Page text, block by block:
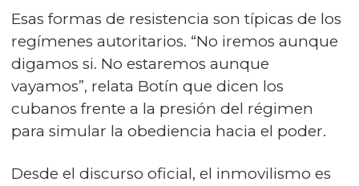
Esas formas de resistencia son típicas de los
regímenes autoritarios. “No iremos aunque
digamos si. No estaremos aunque
vayamos”, relata Botín que dicen los
cubanos frente a la presión del régimen
para simular la obediencia hacia el poder.
Desde el discurso oficial, el inmovilismo es